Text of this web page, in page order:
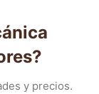
y precios.